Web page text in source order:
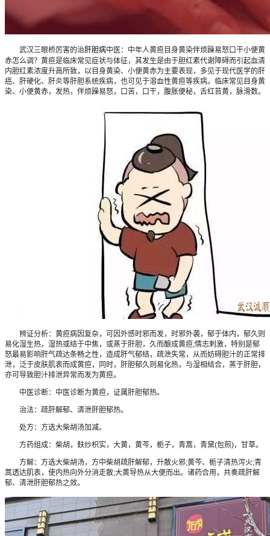
武汉三眼桥厉害的治肝胆病中医：中年人黄疸目身黄染伴烦躁易怒口干小便黄
赤怎么调？黄疸是临床常见症状与体征，其发生是由于胆红素代谢障碍而引起血清
内胆红素浓度升高所致，以目身黄染、小便黄赤为主要表现，多见于现代医学的肝
癌、肝硬化、肝炎等肝胆系统疾病，也可见于溶血性黄疸等疾病。临床常见目身黄
染、小便黄赤，发热，伴烦躁易怒，口苦，口干，腹胀便秘，舌红苔黄，脉滑数。
辨证分析：黄疸病因复杂，可因外感时邪而发，时邪外袭，郁于体内，郁久则
易化湿生热，湿热或结于中焦，或蒸于肝胆，久而酿成黄疸;情志刺激，特别是郁
怒最易影响肝气疏达条畅之性，造成肝气郁结，疏泄失常，从而妨碍胆汁的正常排
泄，泛于皮肤肌表而成黄疸，同时，肝胆郁久则易化热，与湿相结合，蒸于肝胆，
亦可导致胆汁排泄异常而发为黄疸。
中医诊断：中医诊断为黄疸，证属肝胆郁热。
治法：疏肝解郁、清泄肝胆郁热。
处方：方选大柴胡汤加减。
方药组成：柴胡，麸炒枳实，大黄，黄芩，栀子，青蒿，青黛(包煎)，甘草。
方解：方选大柴胡汤，方中柴胡疏肝解郁，升散火邪;黄芩、栀子清热泻火;青
蒿透达肌表，使内热向外分消走散;大黄导热从大便而出。诸药合用，共奏疏肝解
郁、清泄肝胆郁热之效。